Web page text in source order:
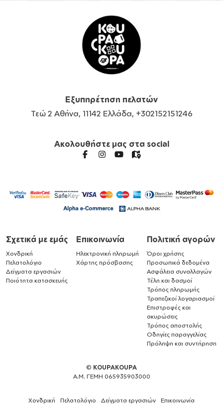
Εξυπηρέτηση πελατών
Τεώ 2 Αθήνα, 11142 Ελλάδα, +302152151246
Ακολουθήστε μας στα social
Σχετικά με εμάς
Χονδρική
Πελατολόγιο
Δείγματα εργασιών
Ποιότητα κατασκευής
Επικοινωνία
Ηλεκτρονική πληρωμή
Χάρτης πρόσβασης
Πολιτική αγορών
Όροι χρήσης
Προσωπικά δεδομένα
Ασφάλεια συναλλαγών
Τέλη και δασμοί
Τρόπος πληρωμής
Τραπεζικοί λογαριασμοί
Επιστροφές και
ακυρώσεις
Τρόπος αποστολής
Οδηγίες παραγγελίας
Πρόληψη και συντήρηση
© KOUPAKOUPA
Α.Μ. ΓΕΜΗ 065935903000
Χονδρική Πελατολόγιο Δείγματα εργασιών Επικοινωνία